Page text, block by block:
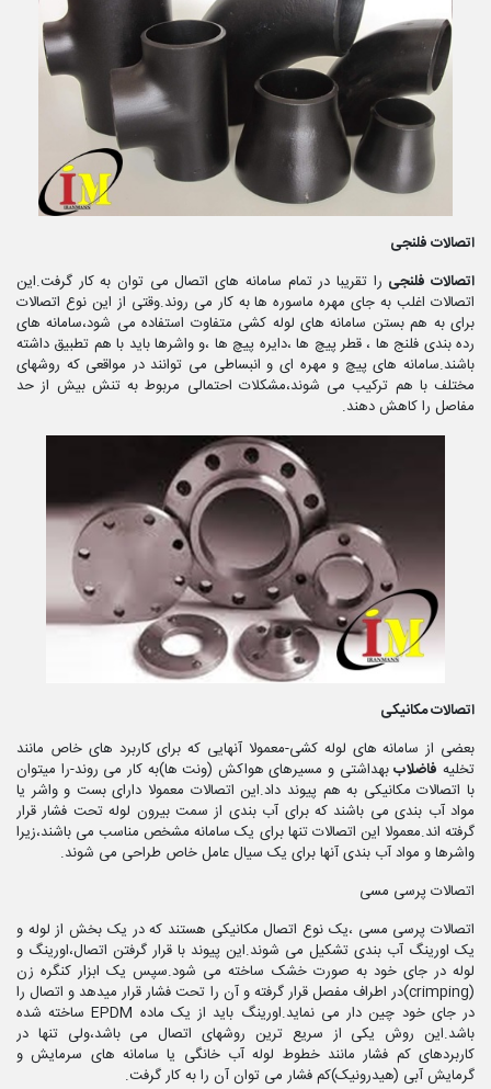
اتصالات فلنجی
اتصالات فلنجی را تقریبا در تمام سامانه های اتصال می توان به کار گرفت.این
اتصالات اغلب به جای مهره ماسوره ها به کار می روند.وقتی از این نوع اتصالات
برای به هم بستن سامانه های لوله کشی متفاوت استفاده می شود،سامانه های
رده بندی فلنج ها ، قطر پیچ ها ،دایره پیچ ها ،و واشرها باید با هم تطبیق داشته
باشند.سامانه های پیچ و مهره ای و انبساطی می توانند در مواقعی که روشهای
مختلف با هم ترکیب می شوند،مشکلات احتمالی مربوط به تنش بیش از حد
مفاصل را کاهش دهند.
اتصالات مکانیکی
بعضی از سامانه های لوله کشی-معمولا آنهایی که برای کاربرد های خاص مانند
تخلیه فاضلاببهداشتی و مسیرهای هواکش (ونت ها)به کار می روند-را میتوان
با اتصالات مکانیکی به هم پیوند داد.این اتصالات معمولا دارای بست و واشر یا
مواد آب بندی می باشند که برای آب بندی از سمت بیرون لوله تحت فشار قرار
گرفته اند.معمولا این اتصالات تنها برای یک سامانه مشخص مناسب می باشند،زیرا
واشرها و مواد آب بندی آنها برای یک سیال عامل خاص طراحی می شوند.
اتصالات پرسی مسی
اتصالات پرسی مسی ،یک نوع اتصال مکانیکی هستند که در یک بخش از لوله و
یک اورینگ آب بندی تشکیل می شوند.این پیوند با قرار گرفتن اتصال،اورینگ و
لوله در جای خود به صورت خشک ساخته می شود.سپس یک ابزار کنگره زن
(crimping)در اطراف مفصل قرار گرفته و آن را تحت فشار قرار میدهد و اتصال را
در جای خود چین دار می نماید.اورینگ باید از یک ماده EPDM ساخته شده
باشد.این روش یکی از سریع ترین روشهای اتصال می باشد،ولی تنها در
کاربردهای کم فشار مانند خطوط لوله آب خانگی یا سامانه های سرمایش و
گرمایش آبی (هیدرونیک)کم فشار می توان آن را به کار گرفت.